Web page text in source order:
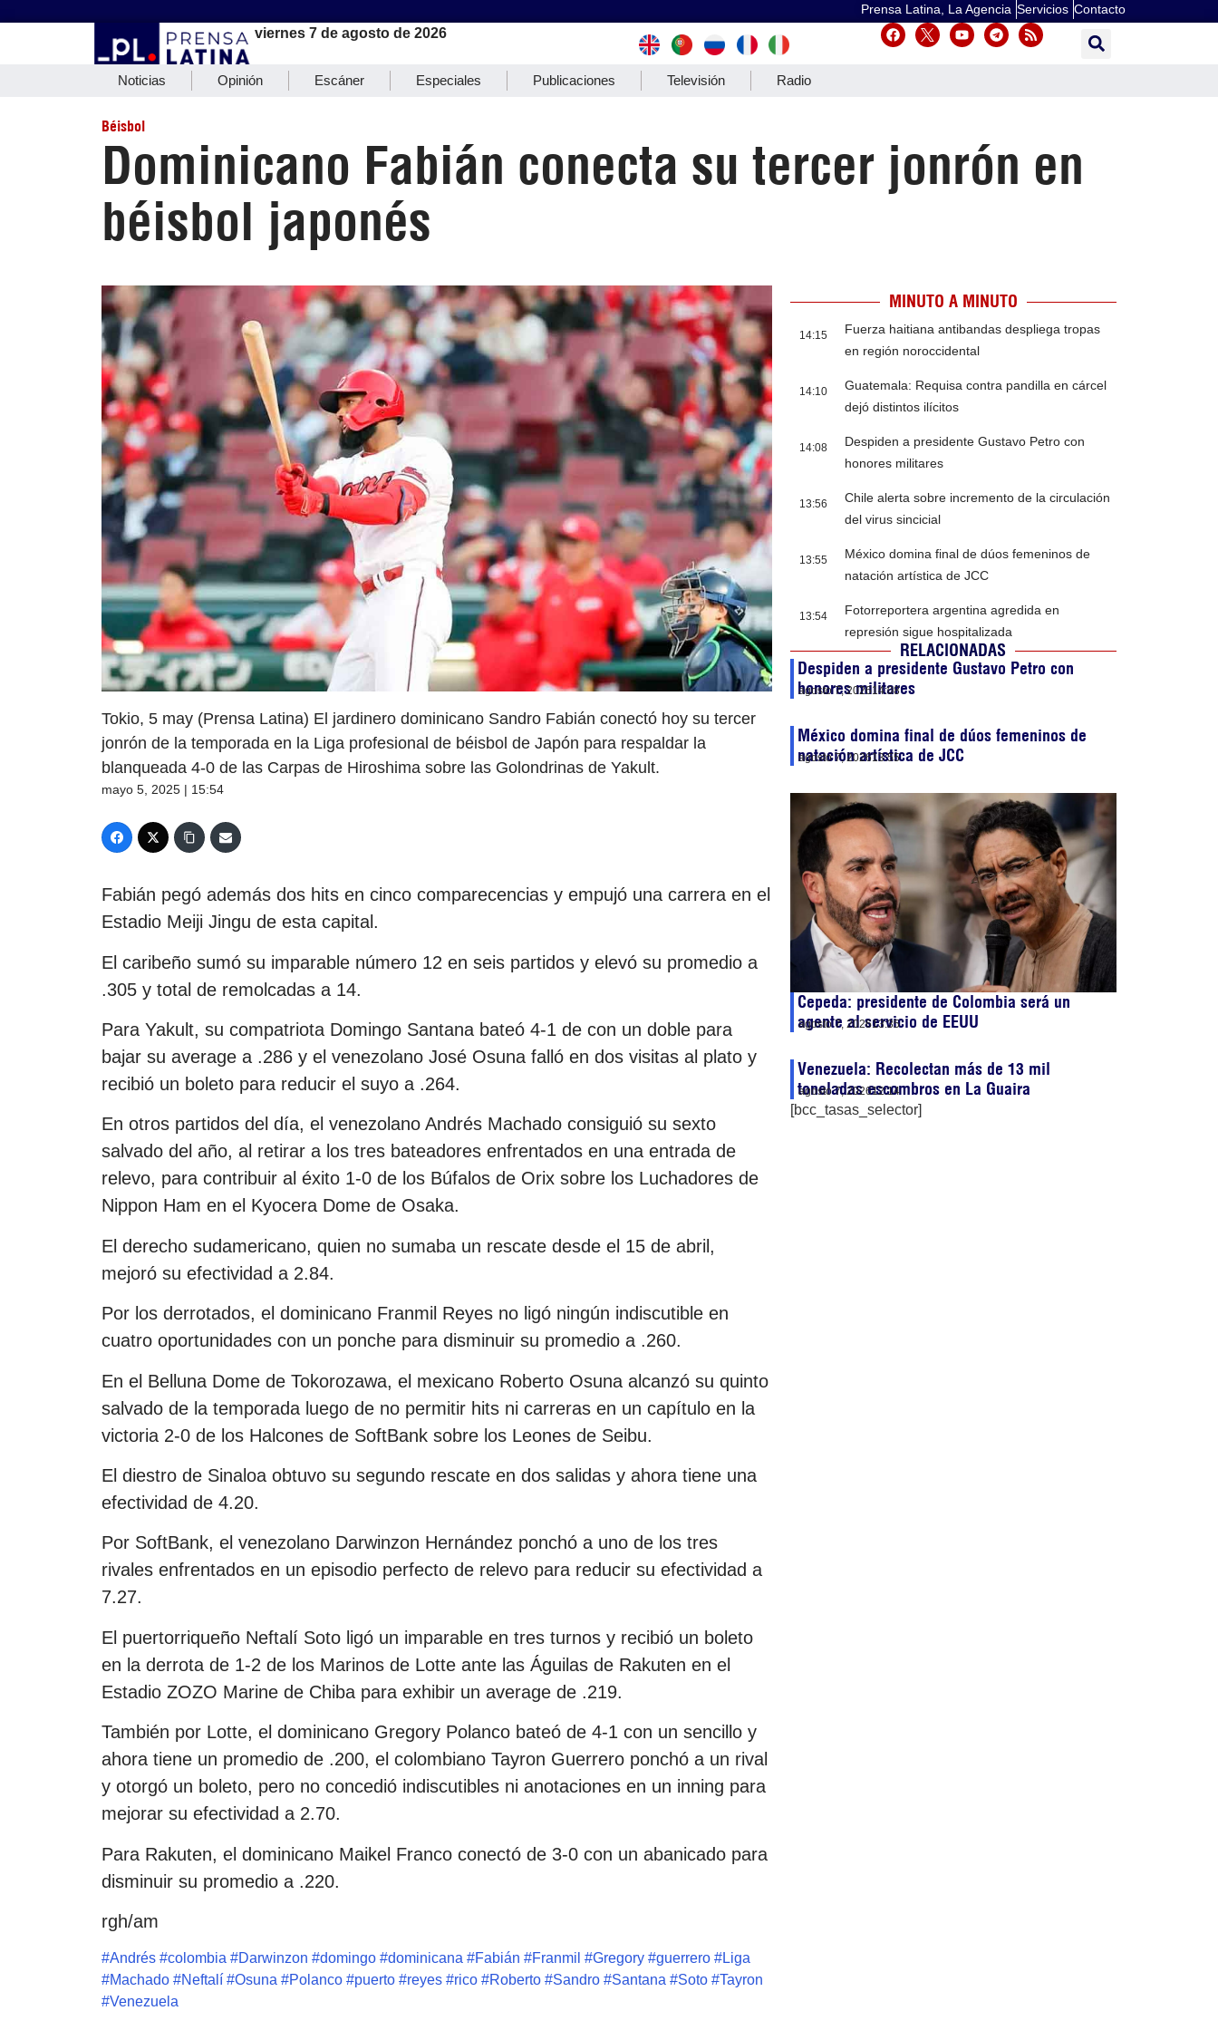
Prensa Latina, La Agencia Servicios Contacto
viernes 7 de agosto de 2026
Noticias Opinión Escáner Especiales Publicaciones Televisión Radio
Béisbol
Dominicano Fabián conecta su tercer jonrón en
béisbol japonés
Tokio, 5 may (Prensa Latina) El jardinero dominicano Sandro Fabián conectó hoy su tercer
jonrón de la temporada en la Liga profesional de béisbol de Japón para respaldar la
blanqueada 4-0 de las Carpas de Hiroshima sobre las Golondrinas de Yakult.
mayo 5, 2025 | 15:54
Fabián pegó además dos hits en cinco comparecencias y empujó una carrera en el
Estadio Meiji Jingu de esta capital.
El caribeño sumó su imparable número 12 en seis partidos y elevó su promedio a
.305 y total de remolcadas a 14.
Para Yakult, su compatriota Domingo Santana bateó 4-1 de con un doble para
bajar su average a .286 y el venezolano José Osuna falló en dos visitas al plato y
recibió un boleto para reducir el suyo a .264.
En otros partidos del día, el venezolano Andrés Machado consiguió su sexto
salvado del año, al retirar a los tres bateadores enfrentados en una entrada de
relevo, para contribuir al éxito 1-0 de los Búfalos de Orix sobre los Luchadores de
Nippon Ham en el Kyocera Dome de Osaka.
El derecho sudamericano, quien no sumaba un rescate desde el 15 de abril,
mejoró su efectividad a 2.84.
Por los derrotados, el dominicano Franmil Reyes no ligó ningún indiscutible en
cuatro oportunidades con un ponche para disminuir su promedio a .260.
En el Belluna Dome de Tokorozawa, el mexicano Roberto Osuna alcanzó su quinto
salvado de la temporada luego de no permitir hits ni carreras en un capítulo en la
victoria 2-0 de los Halcones de SoftBank sobre los Leones de Seibu.
El diestro de Sinaloa obtuvo su segundo rescate en dos salidas y ahora tiene una
efectividad de 4.20.
Por SoftBank, el venezolano Darwinzon Hernández ponchó a uno de los tres
rivales enfrentados en un episodio perfecto de relevo para reducir su efectividad a
7.27.
El puertorriqueño Neftalí Soto ligó un imparable en tres turnos y recibió un boleto
en la derrota de 1-2 de los Marinos de Lotte ante las Águilas de Rakuten en el
Estadio ZOZO Marine de Chiba para exhibir un average de .219.
También por Lotte, el dominicano Gregory Polanco bateó de 4-1 con un sencillo y
ahora tiene un promedio de .200, el colombiano Tayron Guerrero ponchó a un rival
y otorgó un boleto, pero no concedió indiscutibles ni anotaciones en un inning para
mejorar su efectividad a 2.70.
Para Rakuten, el dominicano Maikel Franco conectó de 3-0 con un abanicado para
disminuir su promedio a .220.
rgh/am
#Andrés #colombia #Darwinzon #domingo #dominicana #Fabián #Franmil #Gregory #guerrero #Liga
#Machado #Neftalí #Osuna #Polanco #puerto #reyes #rico #Roberto #Sandro #Santana #Soto #Tayron
#Venezuela
MINUTO A MINUTO
14:15
Fuerza haitiana antibandas despliega tropas
en región noroccidental
14:10
Guatemala: Requisa contra pandilla en cárcel
dejó distintos ilícitos
14:08
Despiden a presidente Gustavo Petro con
honores militares
13:56
Chile alerta sobre incremento de la circulación
del virus sincicial
13:55
México domina final de dúos femeninos de
natación artística de JCC
13:54
Fotorreportera argentina agredida en
represión sigue hospitalizada
RELACIONADAS
Despiden a presidente Gustavo Petro con
honores militares
agosto 7, 202614:08
México domina final de dúos femeninos de
natación artística de JCC
agosto 7, 202613:55
Cepeda: presidente de Colombia será un
agente al servicio de EEUU
agosto 7, 202613:35
Venezuela: Recolectan más de 13 mil
toneladas escombros en La Guaira
agosto 7, 202612:14
[bcc_tasas_selector]